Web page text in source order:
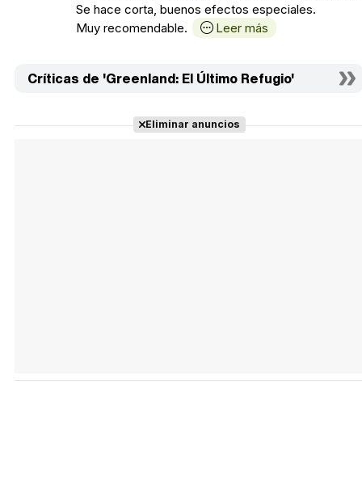
Se hace corta, buenos efectos especiales.
Muy recomendable.
Leer más
Críticas de 'Greenland: El Último Refugio'
Eliminar anuncios